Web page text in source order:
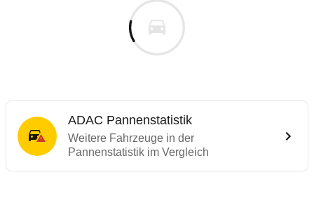
ADAC Pannenstatistik
Weitere Fahrzeuge in der
Pannenstatistik im Vergleich